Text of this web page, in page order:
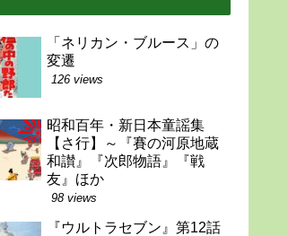
「ネリカン・ブルース」の
変遷
126 views
昭和百年・新日本童謡集
【さ行】～『賽の河原地蔵
和讃』『次郎物語』『戦
友』ほか
98 views
『ウルトラセブン』第12話